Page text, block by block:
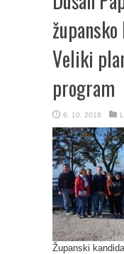
Veliki
program
6. 10. 2018
Županski